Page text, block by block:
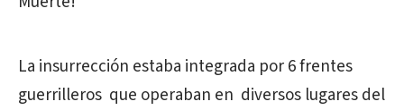
La insurrección estaba integrada por 6 frentes
guerrilleros que operaban en diversos lugares del